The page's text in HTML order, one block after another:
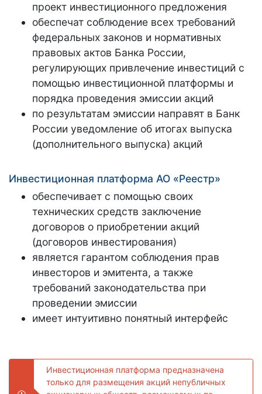
проект инвестиционного предложения
обеспечат соблюдение всех требований
федеральных законов и нормативных
правовых актов Банка России,
регулирующих привлечение инвестиций с
помощью инвестиционной платформы и
порядка проведения эмиссии акций
по результатам эмиссии направят в Банк
России уведомление об итогах выпуска
(дополнительного выпуска) акций
Инвестиционная платформа АО «Реестр»
обеспечивает с помощью своих
технических средств заключение
договоров о приобретении акций
(договоров инвестирования)
является гарантом соблюдения прав
инвесторов и эмитента, а также
требований законодательства при
проведении эмиссии
имеет интуитивно понятный интерфейс
Инвестиционная платформа предназначена
только для размещения акций непубличных